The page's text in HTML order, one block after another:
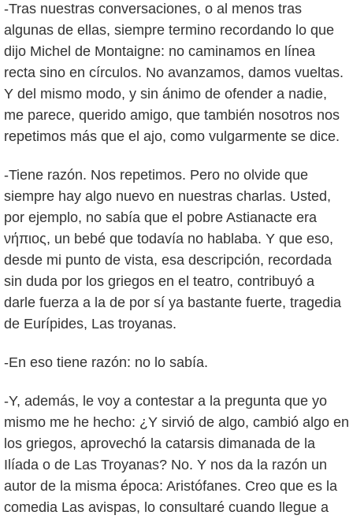
-Tras nuestras conversaciones, o al menos tras
algunas de ellas, siempre termino recordando lo que
dijo Michel de Montaigne: no caminamos en línea
recta sino en círculos. No avanzamos, damos vueltas.
Y del mismo modo, y sin ánimo de ofender a nadie,
me parece, querido amigo, que también nosotros nos
repetimos más que el ajo, como vulgarmente se dice.
-Tiene razón. Nos repetimos. Pero no olvide que
siempre hay algo nuevo en nuestras charlas. Usted,
por ejemplo, no sabía que el pobre Astianacte era
νήπιος, un bebé que todavía no hablaba. Y que eso,
desde mi punto de vista, esa descripción, recordada
sin duda por los griegos en el teatro, contribuyó a
darle fuerza a la de por sí ya bastante fuerte, tragedia
de Eurípides, Las troyanas.
-En eso tiene razón: no lo sabía.
-Y, además, le voy a contestar a la pregunta que yo
mismo me he hecho: ¿Y sirvió de algo, cambió algo en
los griegos, aprovechó la catarsis dimanada de la
Ilíada o de Las Troyanas? No. Y nos da la razón un
autor de la misma época: Aristófanes. Creo que es la
comedia Las avispas, lo consultaré cuando llegue a